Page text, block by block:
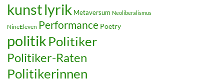
kunstlyrik Metaversum Neoliberalismus
NineEleven Performance Poetry
politikPolitiker
Politiker-Raten
Politikerinnen